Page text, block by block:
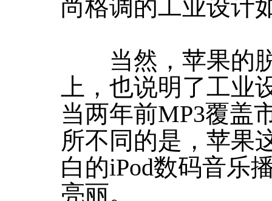
尚格调的工业设计
当然，苹果的脱
上，也说明了工业
当两年前MP3覆盖
所不同的是，苹果
白的iPod数码音乐
亮丽。